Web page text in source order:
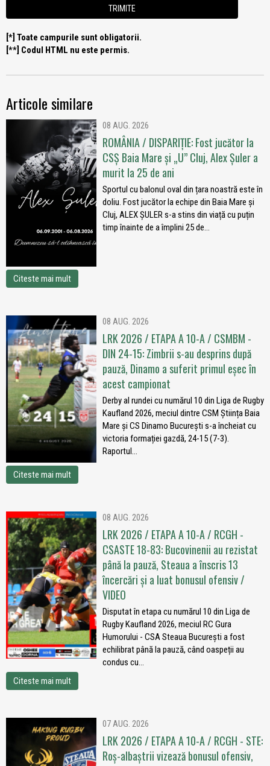
[*] Toate campurile sunt obligatorii.
[**] Codul HTML nu este permis.
Articole similare
08 AUG. 2026
ROMÂNIA / DISPARIȚIE: Fost jucător la
CSȘ Baia Mare și „U” Cluj, Alex Șuler a
murit la 25 de ani
Sportul cu balonul oval din țara noastră este în
doliu. Fost jucător la echipe din Baia Mare și
Cluj, ALEX ȘULER s-a stins din viață cu puțin
timp înainte de a împlini 25 de...
Citeste mai mult
08 AUG. 2026
LRK 2026 / ETAPA A 10-A / CSMBM -
DIN 24-15: Zimbrii s-au desprins după
pauză, Dinamo a suferit primul eșec în
acest campionat
Derby al rundei cu numărul 10 din Liga de Rugby
Kaufland 2026, meciul dintre CSM Știința Baia
Mare și CS Dinamo București s-a încheiat cu
victoria formației gazdă, 24-15 (7-3).
Raportul...
Citeste mai mult
08 AUG. 2026
LRK 2026 / ETAPA A 10-A / RCGH -
CSASTE 18-83: Bucovinenii au rezistat
până la pauză, Steaua a înscris 13
încercări și a luat bonusul ofensiv /
VIDEO
Disputat în etapa cu numărul 10 din Liga de
Rugby Kaufland 2026, meciul RC Gura
Humorului - CSA Steaua București a fost
echilibrat până la pauză, când oaspeții au
condus cu...
Citeste mai mult
07 AUG. 2026
LRK 2026 / ETAPA A 10-A / RCGH - STE:
Roș-albaștrii vizează bonusul ofensiv,